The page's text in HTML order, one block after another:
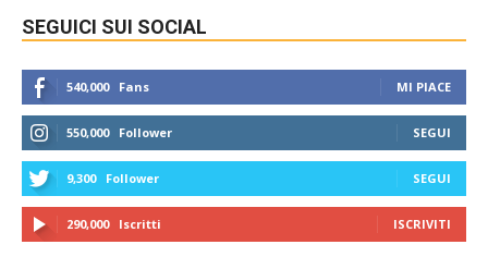
SEGUICI SUI SOCIAL
540,000 Fans MI PIACE
550,000 Follower SEGUI
9,300 Follower SEGUI
290,000 Iscritti ISCRIVITI